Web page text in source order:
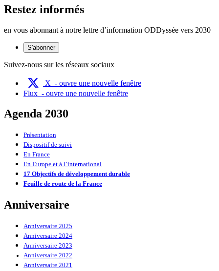
Restez informés
en vous abonnant à notre lettre d’information ODDyssée vers 2030
S'abonner
Suivez-nous sur les réseaux sociaux
X - ouvre une nouvelle fenêtre
Flux - ouvre une nouvelle fenêtre
Agenda 2030
Présentation
Dispositif de suivi
En France
En Europe et à l’international
17 Objectifs de développement durable
Feuille de route de la France
Anniversaire
Anniversaire 2025
Anniversaire 2024
Anniversaire 2023
Anniversaire 2022
Anniversaire 2021